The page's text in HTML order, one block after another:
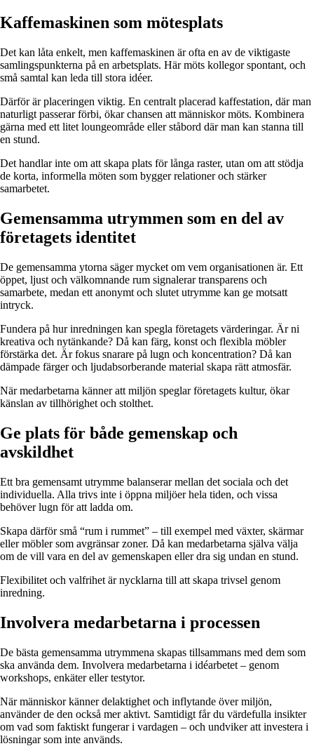
Kaffemaskinen som mötesplats
Det kan låta enkelt, men kaffemaskinen är ofta en av de viktigaste
samlingspunkterna på en arbetsplats. Här möts kollegor spontant, och
små samtal kan leda till stora idéer.
Därför är placeringen viktig. En centralt placerad kaffestation, där man
naturligt passerar förbi, ökar chansen att människor möts. Kombinera
gärna med ett litet loungeområde eller ståbord där man kan stanna till
en stund.
Det handlar inte om att skapa plats för långa raster, utan om att stödja
de korta, informella möten som bygger relationer och stärker
samarbetet.
Gemensamma utrymmen som en del av
företagets identitet
De gemensamma ytorna säger mycket om vem organisationen är. Ett
öppet, ljust och välkomnande rum signalerar transparens och
samarbete, medan ett anonymt och slutet utrymme kan ge motsatt
intryck.
Fundera på hur inredningen kan spegla företagets värderingar. Är ni
kreativa och nytänkande? Då kan färg, konst och flexibla möbler
förstärka det. Är fokus snarare på lugn och koncentration? Då kan
dämpade färger och ljudabsorberande material skapa rätt atmosfär.
När medarbetarna känner att miljön speglar företagets kultur, ökar
känslan av tillhörighet och stolthet.
Ge plats för både gemenskap och
avskildhet
Ett bra gemensamt utrymme balanserar mellan det sociala och det
individuella. Alla trivs inte i öppna miljöer hela tiden, och vissa
behöver lugn för att ladda om.
Skapa därför små “rum i rummet” – till exempel med växter, skärmar
eller möbler som avgränsar zoner. Då kan medarbetarna själva välja
om de vill vara en del av gemenskapen eller dra sig undan en stund.
Flexibilitet och valfrihet är nycklarna till att skapa trivsel genom
inredning.
Involvera medarbetarna i processen
De bästa gemensamma utrymmena skapas tillsammans med dem som
ska använda dem. Involvera medarbetarna i idéarbetet – genom
workshops, enkäter eller testytor.
När människor känner delaktighet och inflytande över miljön,
använder de den också mer aktivt. Samtidigt får du värdefulla insikter
om vad som faktiskt fungerar i vardagen – och undviker att investera i
lösningar som inte används.